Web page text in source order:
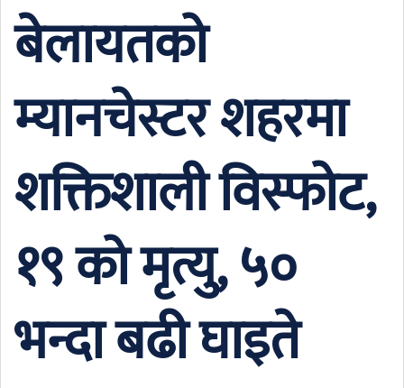
बेलायतको
म्यानचेस्टर शहरमा
शक्तिशाली विस्फोट,
१९ को मृत्यु, ५०
भन्दा बढी घाइते